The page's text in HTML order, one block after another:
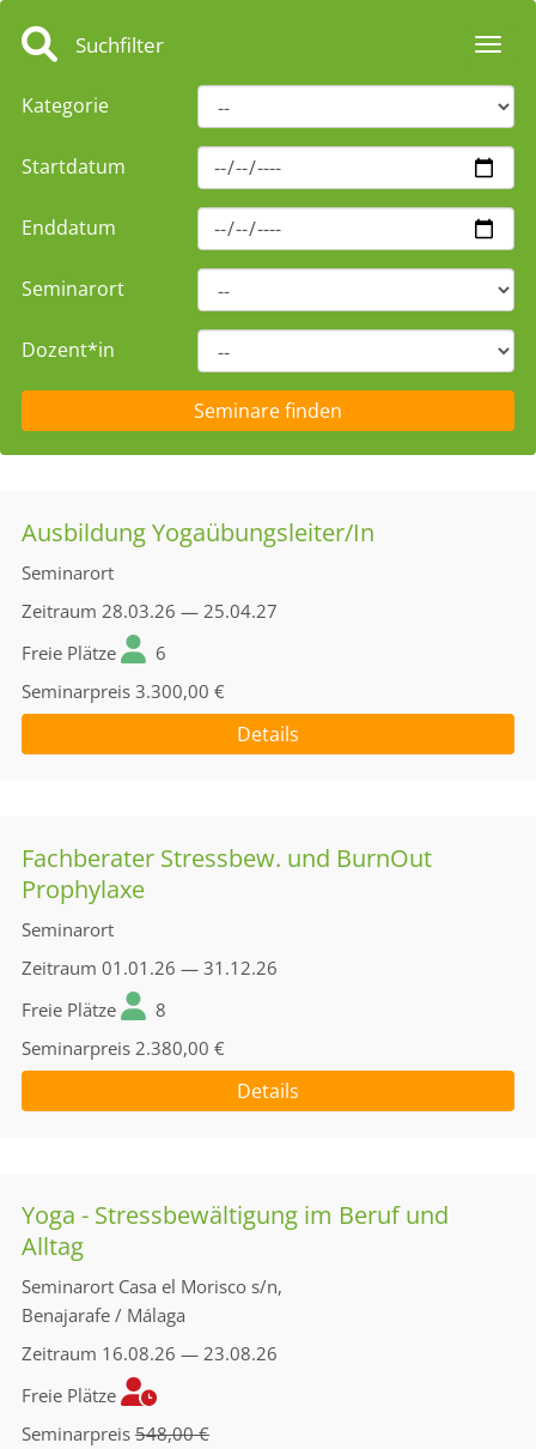
Suchfilter
Kategorie
Startdatum
Enddatum
Seminarort
Dozent*in
Ausbildung Yogaübungsleiter/In
Seminarort
Zeitraum 28.03.26 — 25.04.27
Freie Plätze
6
Seminarpreis 3.300,00 €
Details
Fachberater Stressbew. und BurnOut
Prophylaxe
Seminarort
Zeitraum 01.01.26 — 31.12.26
Freie Plätze
8
Seminarpreis 2.380,00 €
Details
Yoga - Stressbewältigung im Beruf und
Alltag
Seminarort Casa el Morisco s/n,
Benajarafe / Málaga
Zeitraum 16.08.26 — 23.08.26
Freie Plätze
Seminarpreis 548,00 €